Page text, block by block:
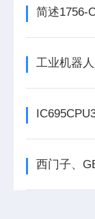
工业机器